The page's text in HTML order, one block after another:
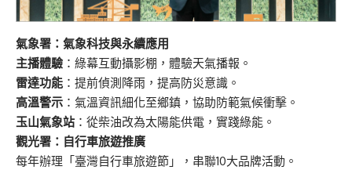
氣象署：氣象科技與永續應用
主播體驗 ：綠幕互動攝影棚，體驗天氣播報。
雷達功能 ：提前偵測降雨，提高防災意識。
高溫警示 ：氣溫資訊細化至鄉鎮，協助防範氣候衝擊。
玉山氣象站 ：從柴油改為太陽能供電，實踐綠能。
觀光署：自行車旅遊推廣
每年辦理「臺灣自行車旅遊節」，串聯10大品牌活動。